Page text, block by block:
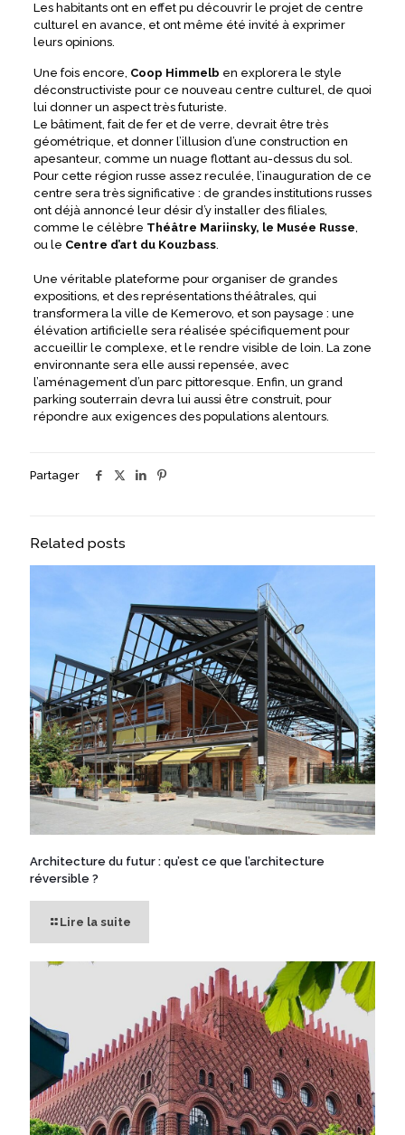
Les habitants ont en effet pu découvrir le projet de centre
culturel en avance, et ont même été invité à exprimer
leurs opinions.
Une fois encore, Coop Himmelb en explorera le style
déconstructiviste pour ce nouveau centre culturel, de quoi
lui donner un aspect très futuriste.
Le bâtiment, fait de fer et de verre, devrait être très
géométrique, et donner l’illusion d’une construction en
apesanteur, comme un nuage flottant au-dessus du sol.
Pour cette région russe assez reculée, l’inauguration de ce
centre sera très significative : de grandes institutions russes
ont déjà annoncé leur désir d’y installer des filiales,
comme le célèbre Théâtre Mariinsky, le Musée Russe,
ou le Centre d’art du Kouzbass.
Une véritable plateforme pour organiser de grandes
expositions, et des représentations théâtrales, qui
transformera la ville de Kemerovo, et son paysage : une
élévation artificielle sera réalisée spécifiquement pour
accueillir le complexe, et le rendre visible de loin. La zone
environnante sera elle aussi repensée, avec
l’aménagement d’un parc pittoresque. Enfin, un grand
parking souterrain devra lui aussi être construit, pour
répondre aux exigences des populations alentours.
Partager
Related posts
Architecture du futur : qu’est ce que l’architecture
réversible ?
Lire la suite